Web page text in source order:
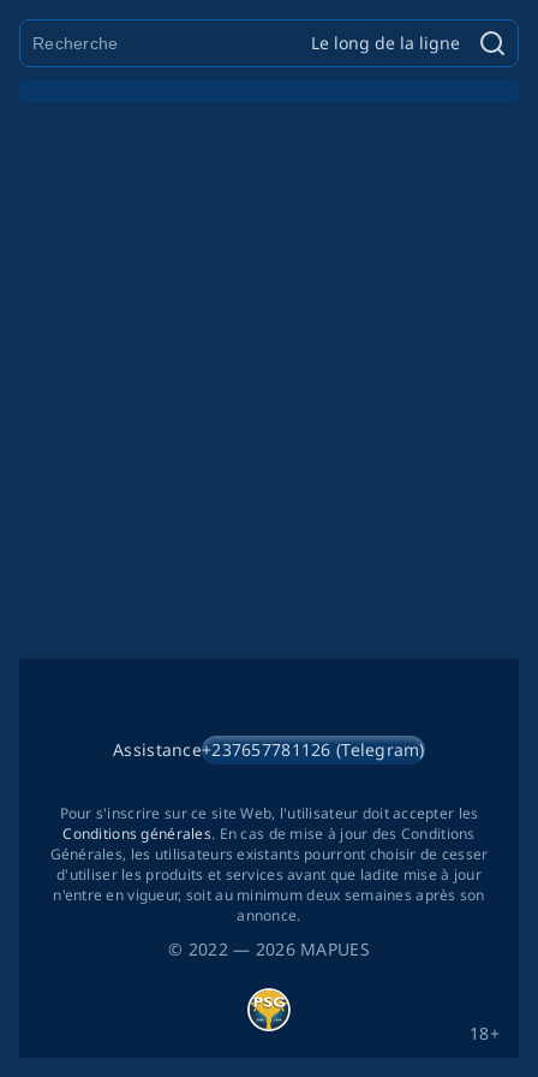
Le long de la ligne
© 2022— 2026 MAPUES
Assistance+237657781126 (Telegram)
18+
Pour s'inscrire sur ce site Web, l'utilisateur doit accepter les
Conditions générales. En cas de mise à jour des Conditions
Générales, les utilisateurs existants pourront choisir de cesser
d'utiliser les produits et services avant que ladite mise à jour
n'entre en vigueur, soit au minimum deux semaines après son
annonce.